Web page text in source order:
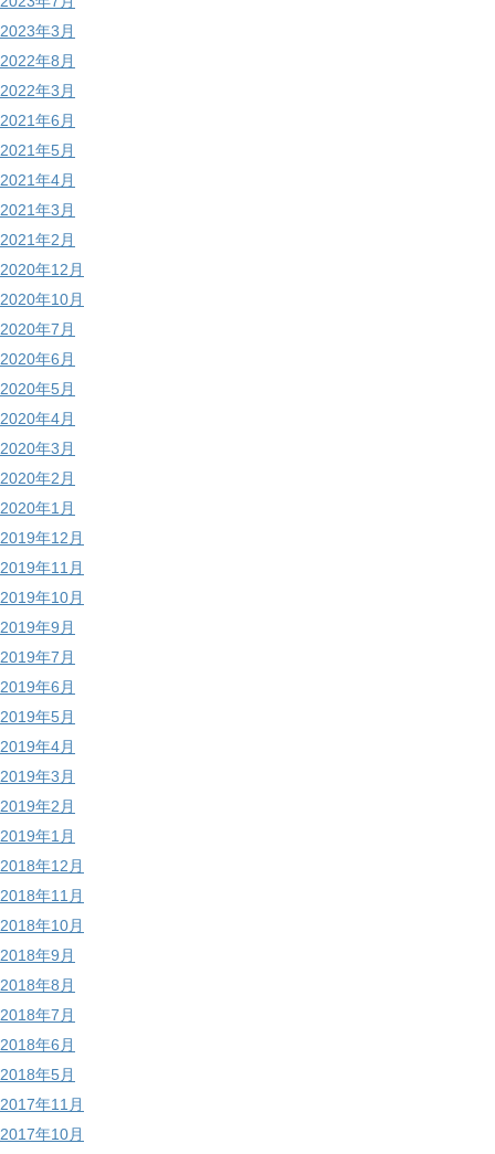
2023年3月
2022年8月
2022年3月
2021年6月
2021年5月
2021年4月
2021年3月
2021年2月
2020年12月
2020年10月
2020年7月
2020年6月
2020年5月
2020年4月
2020年3月
2020年2月
2020年1月
2019年12月
2019年11月
2019年10月
2019年9月
2019年7月
2019年6月
2019年5月
2019年4月
2019年3月
2019年2月
2019年1月
2018年12月
2018年11月
2018年10月
2018年9月
2018年8月
2018年7月
2018年6月
2018年5月
2017年11月
2017年10月